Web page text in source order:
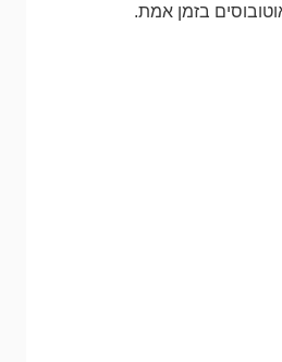
בזמן אמת.